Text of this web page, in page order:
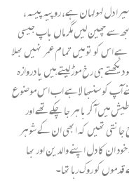
دل لہو لہان ہے، روپیہ پیسہ ،
سے چھین لیں مگر ماں باپ جیسی
اس کو تو میں تمام عمر نہیں بھلا
ہی رخ موڑ لیتے ہیں یا دروازہ
آپ کو سنبھا لا ہے اب اس موضوع
میں آ کر با ہر جا چکے تھے اور
جانتی تھیں کہ ابھی ان کے شوہر
کا دل اپنے والدین اور بھا
کو روک رہا تھا۔